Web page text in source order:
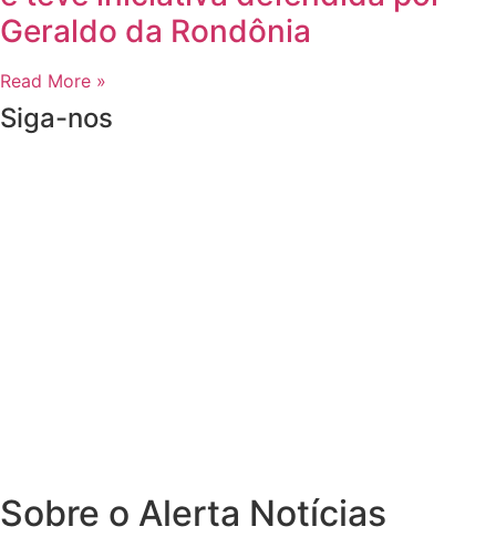
Geraldo da Rondônia
Read More »
Siga-nos
Sobre o Alerta Notícias